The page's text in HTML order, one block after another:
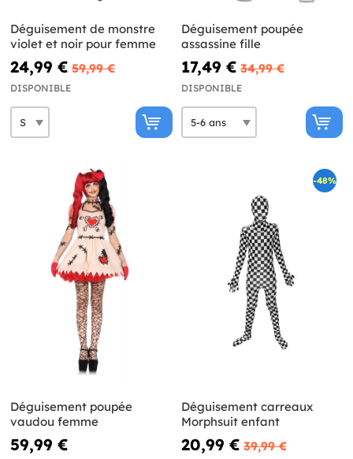
Déguisement de monstre
violet et noir pour femme
24,99 € 59,99 €
DISPONIBLE
Déguisement poupée
assassine fille
17,49 € 34,99 €
DISPONIBLE
Déguisement poupée
vaudou femme
59,99 €
-48%
Déguisement carreaux
Morphsuit enfant
20,99 € 39,99 €